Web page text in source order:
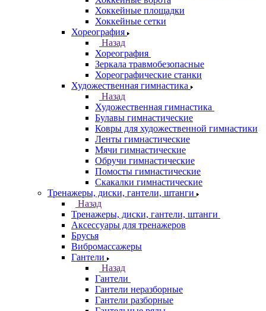
Хоккейные площадки
Хоккейные сетки
Хореография
Назад
Хореография
Зеркала травмобезопасные
Хореографические станки
Художественная гимнастика
Назад
Художественная гимнастика
Булавы гимнастические
Ковры для художественной гимнастики
Ленты гимнастические
Мячи гимнастические
Обручи гимнастические
Помосты гимнастические
Скакалки гимнастические
Тренажеры, диски, гантели, штанги
Назад
Тренажеры, диски, гантели, штанги
Аксессуары для тренажеров
Брусья
Вибромассажеры
Гантели
Назад
Гантели
Гантели неразборные
Гантели разборные